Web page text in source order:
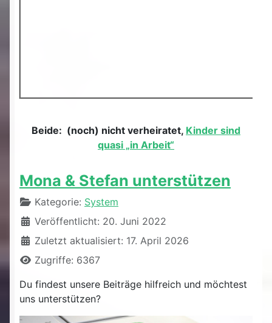
Beide: (noch) nicht verheiratet, Kinder sind
quasi „in Arbeit“
Mona & Stefan unterstützen
DetailsKategorie: System
Veröffentlicht: 20. Juni 2022
Zuletzt aktualisiert: 17. April 2026
Zugriffe: 6367
Du findest unsere Beiträge hilfreich und möchtest
uns unterstützen?